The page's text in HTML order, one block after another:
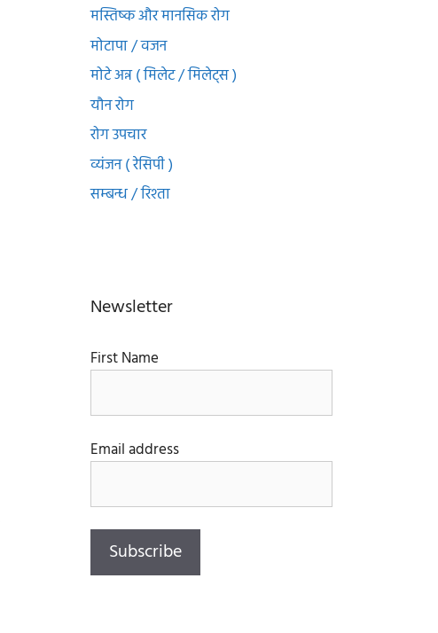
मस्तिष्क और मानसिक रोग
मोटापा / वजन
मोटे अन्न ( मिलेट / मिलेट्स )
यौन रोग
रोग उपचार
व्यंजन ( रेसिपी )
सम्बन्ध / रिश्ता
Newsletter
First Name
Email address